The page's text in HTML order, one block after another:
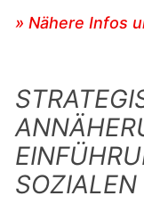
» Nähere Infos